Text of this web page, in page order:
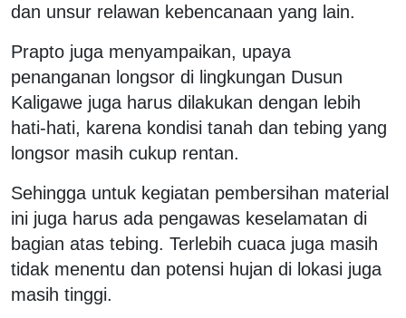
dan unsur relawan kebencanaan yang lain.
Prapto juga menyampaikan, upaya
penanganan longsor di lingkungan Dusun
Kaligawe juga harus dilakukan dengan lebih
hati-hati, karena kondisi tanah dan tebing yang
longsor masih cukup rentan.
Sehingga untuk kegiatan pembersihan material
ini juga harus ada pengawas keselamatan di
bagian atas tebing. Terlebih cuaca juga masih
tidak menentu dan potensi hujan di lokasi juga
masih tinggi.